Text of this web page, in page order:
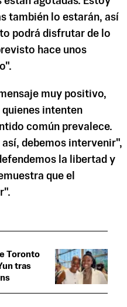
también lo estarán, así
podrá disfrutar de lo
hace unos
muy positivo,
quienes intenten
común prevalece.
debemos intervenir",
la libertad y
que el
Toronto
tras